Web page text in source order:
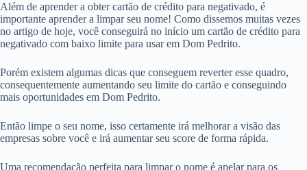
Além de aprender a obter cartão de crédito para negativado, é
importante aprender a limpar seu nome! Como dissemos muitas vezes
no artigo de hoje, você conseguirá no início um cartão de crédito para
negativado com baixo limite para usar em Dom Pedrito.
Porém existem algumas dicas que conseguem reverter esse quadro,
consequentemente aumentando seu limite do cartão e conseguindo
mais oportunidades em Dom Pedrito.
Então limpe o seu nome, isso certamente irá melhorar a visão das
empresas sobre você e irá aumentar seu score de forma rápida.
Uma recomendação perfeita para limpar o nome é apelar para os